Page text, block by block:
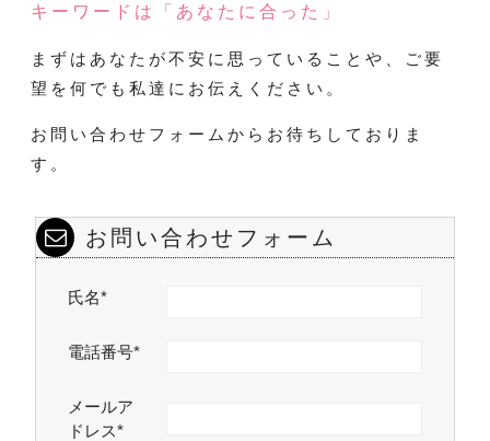
キーワードは「あなたに合った」
まずはあなたが不安に思っていることや、ご要
望を何でも私達にお伝えください。
お問い合わせフォームからお待ちしておりま
す。
お問い合わせフォーム
氏名*
電話番号*
メールア
ドレス*